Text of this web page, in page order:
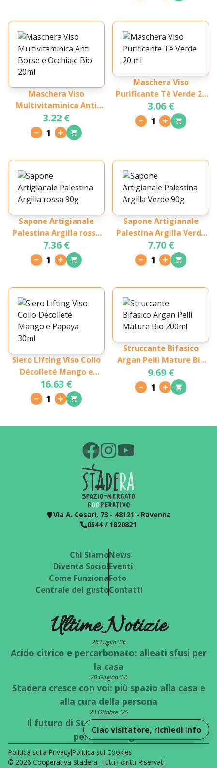
Maschera Viso
Multivitaminica Anti
Borse e Occhiaie Bio
20ml
3.22 €
1
Maschera Viso
Purificante Tè Verde 20
ml
3.06 €
1
Sapone Artigianale
Palestina Argilla rossa
90g
7.36 €
1
Sapone Artigianale
Palestina Argilla Verde
90g
7.70 €
1
Siero Lifting Viso Collo
Décolleté Mango e
Papaya 30ml
16.63 €
1
Struccante Bifasico
Argan Pelli Mature Bio
200ml
9.69 €
1
Ciao visitatore, richiedi Info
Via A. Cesari, 73 - 48121 - Ravenna
0544 / 1820821
Chi Siamo
Diventa Socio!
Come Funziona
Centrale del gusto
News
Eventi
Foto
Contatti
Ultime Notizie
25 Luglio '26
Acido citrico e percarbonato: alleati sfusi per
la casa
20 Giugno '26
Stadera cresce con voi: più spazio alla casa e
alla cura della persona
23 Ottobre '25
Il futuro di Stadera è a un bivio: quale
percorso scegli?
Politica sulla PrivacyPolitica sui Cookies
© 2026 Cooperativa Stadera. Tutti i diritti Riservati